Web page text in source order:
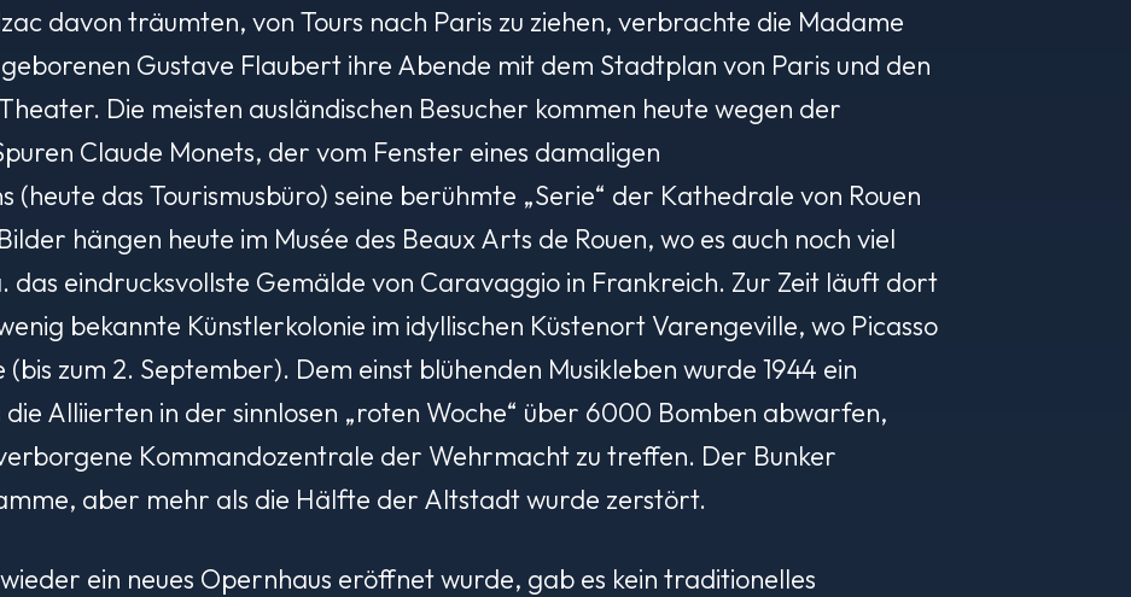
davon träumten, von Tours nach Paris zu ziehen, verbrachte die Madame
Gustave Flaubert ihre Abende mit dem Stadtplan von Paris und den
Die meisten ausländischen Besucher kommen heute wegen der
Claude Monets, der vom Fenster eines damaligen
(heute das Tourismusbüro) seine berühmte „Serie“ der Kathedrale von Rouen
hängen heute im Musée des Beaux Arts de Rouen, wo es auch noch viel
das eindrucksvollste Gemälde von Caravaggio in Frankreich. Zur Zeit läuft dort
bekannte Künstlerkolonie im idyllischen Küstenort Varengeville, wo Picasso
zum 2. September). Dem einst blühenden Musikleben wurde 1944 ein
Alliierten in der sinnlosen „roten Woche“ über 6000 Bomben abwarfen,
Kommandozentrale der Wehrmacht zu treffen. Der Bunker
aber mehr als die Hälfte der Altstadt wurde zerstört.
ein neues Opernhaus eröffnet wurde, gab es kein traditionelles